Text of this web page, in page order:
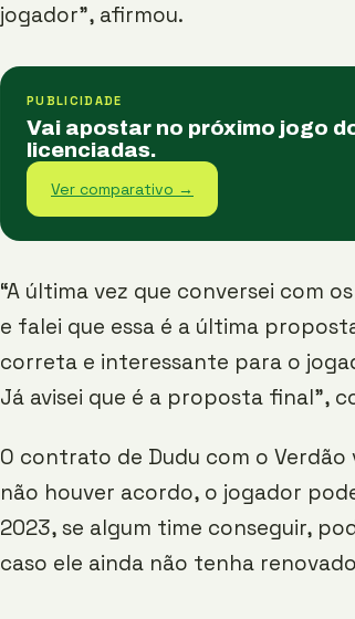
jogador”, afirmou.
PUBLICIDADE
Vai apostar no próximo jogo
licenciadas.
Ver comparativo →
“A última vez que conversei com
e falei que essa é a última
correta e interessante para o
Já avisei que é a proposta final”,
O contrato de Dudu com o Verdão
não houver acordo, o jogador
2023, se algum time conseguir,
caso ele ainda não tenha